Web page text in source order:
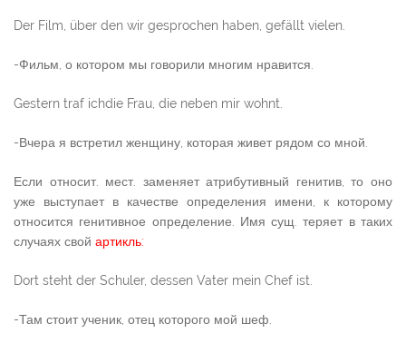
Der Film, über den wir gesprochen haben, gefällt vielen.
-Фильм, о котором мы говорили многим нравится.
Gestern traf ichdie Frau, die neben mir wohnt.
-Вчера я встретил женщину, которая живет рядом со мной.
Если относит. мест. заменяет атрибутивный генитив, то оно
уже выступает в качестве определения имени, к которому
относится генитивное определение. Имя сущ. теряет в таких
случаях свой артикль:
Dort steht der Schuler, dessen Vater mein Chef ist.
-Там стоит ученик, отец которого мой шеф.